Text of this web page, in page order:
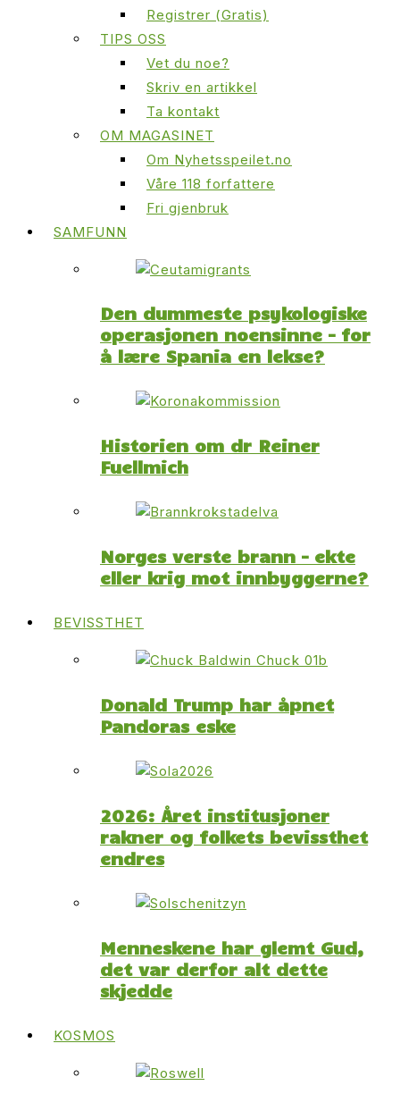
Registrer (Gratis)
TIPS OSS
Vet du noe?
Skriv en artikkel
Ta kontakt
OM MAGASINET
Om Nyhetsspeilet.no
Våre 118 forfattere
Fri gjenbruk
SAMFUNN
Den dummeste psykologiske
operasjonen noensinne – for
å lære Spania en lekse?
Historien om dr Reiner
Fuellmich
Norges verste brann – ekte
eller krig mot innbyggerne?
BEVISSTHET
Donald Trump har åpnet
Pandoras eske
2026: Året institusjoner
rakner og folkets bevissthet
endres
Menneskene har glemt Gud,
det var derfor alt dette
skjedde
KOSMOS